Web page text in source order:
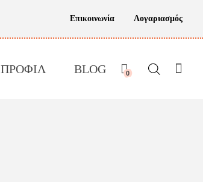
Επικοινωνία Λογαριασμός
ΠΡΟΦΙΛ BLOG 0